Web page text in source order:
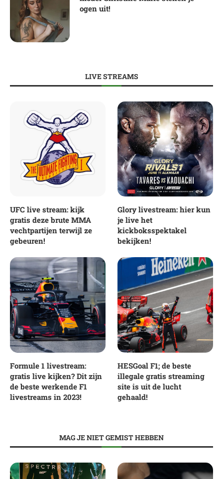
ogen uit!
LIVE STREAMS
UFC live stream: kijk
gratis deze brute MMA
vechtpartijen terwijl ze
gebeuren!
Glory livestream: hier kun
je live het
kickboksspektakel
bekijken!
Formule 1 livestream:
gratis live kijken? Dit zijn
de beste werkende F1
livestreams in 2023!
HESGoal F1; de beste
illegale gratis streaming
site is uit de lucht
gehaald!
MAG JE NIET GEMIST HEBBEN